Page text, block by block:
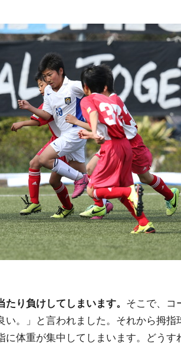
り負けしてしまいます。 そこで、コ
い。」と言われました。それから拇指
に体重が集中してしまいます。どうす
ふくらはぎの張
ジュニアレッグ